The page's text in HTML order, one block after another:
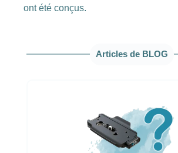
ont été conçus.
Ignorer la galerie de produits
Articles de BLOG